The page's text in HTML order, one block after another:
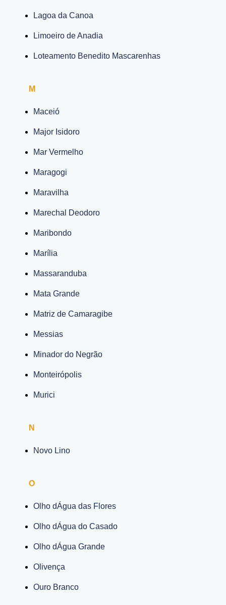
Lagoa da Canoa
Limoeiro de Anadia
Loteamento Benedito Mascarenhas
M
Maceió
Major Isidoro
Mar Vermelho
Maragogi
Maravilha
Marechal Deodoro
Maribondo
Marília
Massaranduba
Mata Grande
Matriz de Camaragibe
Messias
Minador do Negrão
Monteirópolis
Murici
N
Novo Lino
O
Olho dÁgua das Flores
Olho dÁgua do Casado
Olho dÁgua Grande
Olivença
Ouro Branco